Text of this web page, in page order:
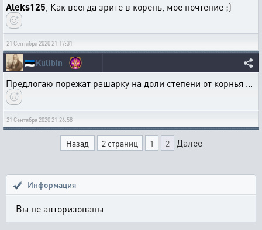
Aleks125 , Как всегда зрите в корень, мое почтение ;)
21 Сентября 2020 21:17:31
🇪🇪Kulibin
Предлогаю порежат рашарку на доли степени от корнья ...
21 Сентября 2020 21:26:58
Назад 2 страниц 1 2 Далее
Информация
Вы не авторизованы